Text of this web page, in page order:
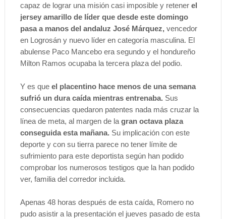
capaz de lograr una misión casi imposible y retener el
jersey amarillo de líder que desde este domingo
pasa a manos del andaluz José Márquez,vencedor
en Logrosán y nuevo líder en categoría masculina. El
abulense Paco Mancebo era segundo y el hondureño
Milton Ramos ocupaba la tercera plaza del podio.
Y es que el placentino hace menos de una semana
sufrió un dura caída mientras entrenaba. Sus
consecuencias quedaron patentes nada más cruzar la
línea de meta, al margen de la gran octava plaza
conseguida esta mañana. Su implicación con este
deporte y con su tierra parece no tener límite de
sufrimiento para este deportista según han podido
comprobar los numerosos testigos que la han podido
ver, familia del corredor incluida.
Apenas 48 horas después de esta caída, Romero no
pudo asistir a la presentación el jueves pasado de esta